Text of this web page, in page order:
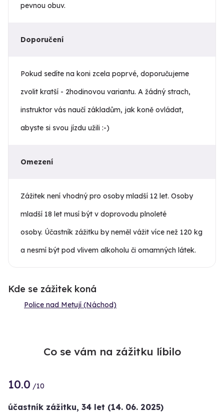
pevnou obuv.
Doporučení
Pokud sedíte na koni zcela poprvé, doporučujeme
zvolit kratší - 2hodinovou variantu. A žádný strach,
instruktor vás naučí základům, jak koně ovládat,
abyste si svou jízdu užili :-)
Omezení
Zážitek není vhodný pro osoby mladší 12 let. Osoby
mladší 18 let musí být v doprovodu plnoleté
osoby. Účastník zážitku by neměl vážit více než 120 kg
a nesmí být pod vlivem alkoholu či omamných látek.
Kde se zážitek koná
Police nad Metují (Náchod)
Co se vám na zážitku líbilo
10.0 /10
účastník zážitku, 34 let (14. 06. 2025)